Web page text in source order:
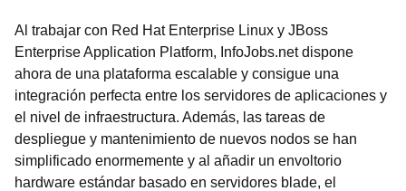
Al trabajar con Red Hat Enterprise Linux y JBoss
Enterprise Application Platform, InfoJobs.net dispone
ahora de una plataforma escalable y consigue una
integración perfecta entre los servidores de aplicaciones y
el nivel de infraestructura. Además, las tareas de
despliegue y mantenimiento de nuevos nodos se han
simplificado enormemente y al añadir un envoltorio
hardware estándar basado en servidores blade, el